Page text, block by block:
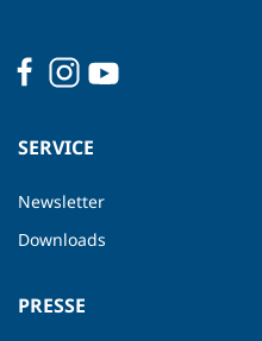
SERVICE
Newsletter
Downloads
PRESSE